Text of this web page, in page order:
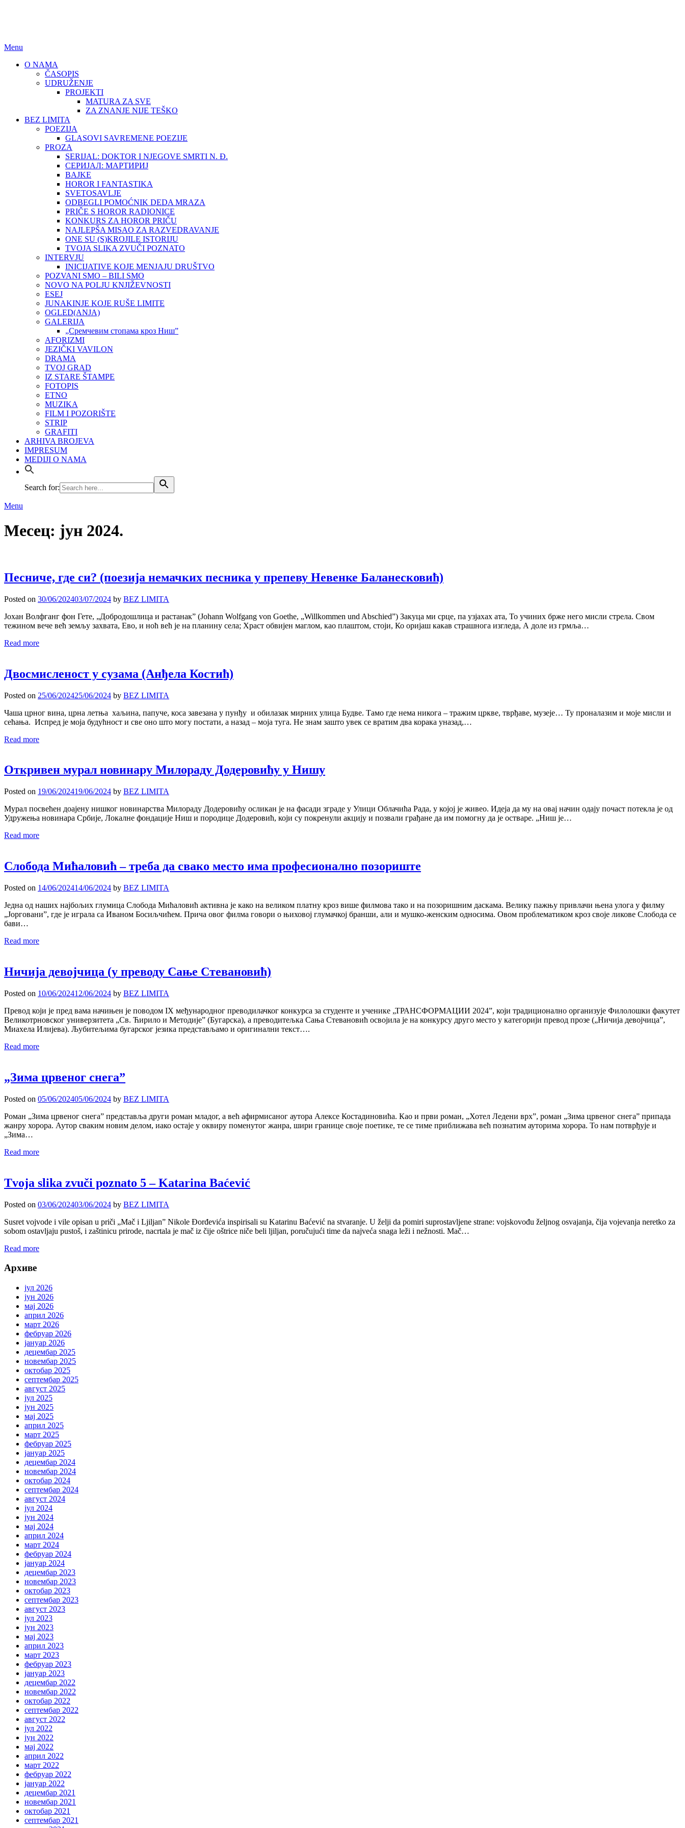
Menu
O NAMA
ČASOPIS
UDRUŽENJE
PROJEKTI
MATURA ZA SVE
ZA ZNANJE NIJE TEŠKO
BEZ LIMITA
POEZIJA
GLASOVI SAVREMENE POEZIJE
PROZA
SERIJAL: DOKTOR I NJEGOVE SMRTI N. Đ.
СЕРИЈАЛ: МАРТИРИЈ
BAJKE
HOROR I FANTASTIKA
SVETOSAVLJE
ODBEGLI POMOĆNIK DEDA MRAZA
PRIČE S HOROR RADIONICE
KONKURS ZA HOROR PRIČU
NAJLEPŠA MISAO ZA RAZVEDRAVANJE
ONE SU (S)KROJILE ISTORIJU
TVOJA SLIKA ZVUČI POZNATO
INTERVJU
INICIJATIVE KOJE MENJAJU DRUŠTVO
POZVANI SMO – BILI SMO
NOVO NA POLJU KNJIŽEVNOSTI
ESEJ
JUNAKINJE KOJE RUŠE LIMITE
OGLED(ANJA)
GALERIJA
„Сремчевим стопама кроз Ниш”
AFORIZMI
JEZIČKI VAVILON
DRAMA
TVOJ GRAD
IZ STARE ŠTAMPE
FOTOPIS
ETNO
MUZIKA
FILM I POZORIŠTE
STRIP
GRAFITI
ARHIVA BROJEVA
IMPRESUM
MEDIJI O NAMA
Search for:
Menu
Месец: јун 2024.
Песниче, где си? (поезија немачких песника у препеву Невенке Баланесковић)
Posted on 30/06/202403/07/2024 by BEZ LIMITA
Јохан Волфганг фон Гете, „Добродошлица и растанак” (Johann Wolfgang von Goethe, „Willkommen und Abschied”) Закуца ми срце, па узјахах ата, То учиних брже него мисли стрела. Свом
тежином вече већ земљу захвата, Ево, и ноћ већ је на планину села; Храст обвијен маглом, као плаштом, стоји, Ко оријаш какав страшнога изгледа, А доле из грмља…
Read more
Двосмисленост у сузама (Анђела Костић)
Posted on 25/06/202425/06/2024 by BEZ LIMITA
Чаша црног вина, црна летња хаљина, папуче, коса завезана у пунђу и обилазак мирних улица Будве. Тамо где нема никога – тражим цркве, тврђаве, музеје… Ту проналазим и моје мисли и
сећања. Испред је моја будућност и све оно што могу постати, а назад – моја туга. Не знам зашто увек се вратим два корака уназад,…
Read more
Откривен мурал новинару Милораду Додеровићу у Нишу
Posted on 19/06/202419/06/2024 by BEZ LIMITA
Мурал посвећен доајену нишког новинарства Милораду Додеровићу осликан је на фасади зграде у Улици Облачића Рада, у којој је живео. Идеја да му на овај начин одају почаст потекла је од
Удружења новинара Србије, Локалне фондације Ниш и породице Додеровић, који су покренули акцију и позвали грађане да им помогну да је остваре. „Ниш је…
Read more
Слобода Мићаловић – треба да свако место има професионално позориште
Posted on 14/06/202414/06/2024 by BEZ LIMITA
Једна од наших најбољих глумица Слобода Мићаловић активна је како на великом платну кроз више филмова тако и на позоришним даскама. Велику пажњу привлачи њена улога у филму
„Јорговани”, где је играла са Иваном Босиљчићем. Прича овог филма говори о њиховој глумачкој бранши, али и мушко-женским односима. Овом проблематиком кроз своје ликове Слобода се
бави…
Read more
Ничија девојчица (у преводу Сање Стевановић)
Posted on 10/06/202412/06/2024 by BEZ LIMITA
Превод који је пред вама начињен је поводом IX међународног преводилачког конкурса за студенте и ученике „ТРАНСФОРМАЦИИ 2024”, који традиционално организује Филолошки факутет
Великотрновског универзитета „Св. Ћирило и Методије” (Бугарска), а преводитељка Сања Стевановић освојила је на конкурсу друго место у категорији превод прозе („Ничија девојчица”,
Миахела Илијева). Љубитељима бугарског језика представљамо и оригинални текст….
Read more
„Зима црвеног снега”
Posted on 05/06/202405/06/2024 by BEZ LIMITA
Роман „Зима црвеног снега” представља други роман младог, а већ афирмисаног аутора Алексе Костадиновића. Као и први роман, „Хотел Ледени врх”, роман „Зима црвеног снега” припада
жанру хорора. Аутор сваким новим делом, иако остаје у оквиру поменутог жанра, шири границе своје поетике, те се тиме приближава већ познатим ауторима хорора. То нам потврђује и
„Зима…
Read more
Tvoja slika zvuči poznato 5 – Katarina Baćević
Posted on 03/06/202403/06/2024 by BEZ LIMITA
Susret vojvode i vile opisan u priči „Mač i Ljiljan” Nikole Đorđevića inspirisali su Katarinu Baćević na stvaranje. U želji da pomiri suprostavljene strane: vojskovođu željnog osvajanja, čija vojevanja neretko za
sobom ostavljaju pustoš, i zaštinicu prirode, nacrtala je mač iz čije oštrice niče beli ljiljan, poručujući time da najveća snaga leži i nežnosti. Mač…
Read more
Архиве
јул 2026
јун 2026
мај 2026
април 2026
март 2026
фебруар 2026
јануар 2026
децембар 2025
новембар 2025
октобар 2025
септембар 2025
август 2025
јул 2025
јун 2025
мај 2025
април 2025
март 2025
фебруар 2025
јануар 2025
децембар 2024
новембар 2024
октобар 2024
септембар 2024
август 2024
јул 2024
јун 2024
мај 2024
април 2024
март 2024
фебруар 2024
јануар 2024
децембар 2023
новембар 2023
октобар 2023
септембар 2023
август 2023
јул 2023
јун 2023
мај 2023
април 2023
март 2023
фебруар 2023
јануар 2023
децембар 2022
новембар 2022
октобар 2022
септембар 2022
август 2022
јул 2022
јун 2022
мај 2022
април 2022
март 2022
фебруар 2022
јануар 2022
децембар 2021
новембар 2021
октобар 2021
септембар 2021